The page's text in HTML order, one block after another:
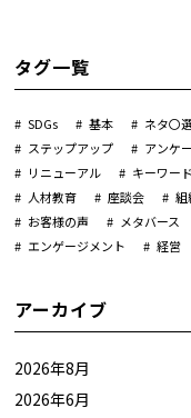
タグ一覧
SDGs 基本 ネタ〇
ステップアップ
アンケ
リニューアル
キーワード
人材教育
座談会 組
お客様の声
メタバース
エンゲージメント
経営
アーカイブ
2026年8月
2026年6月